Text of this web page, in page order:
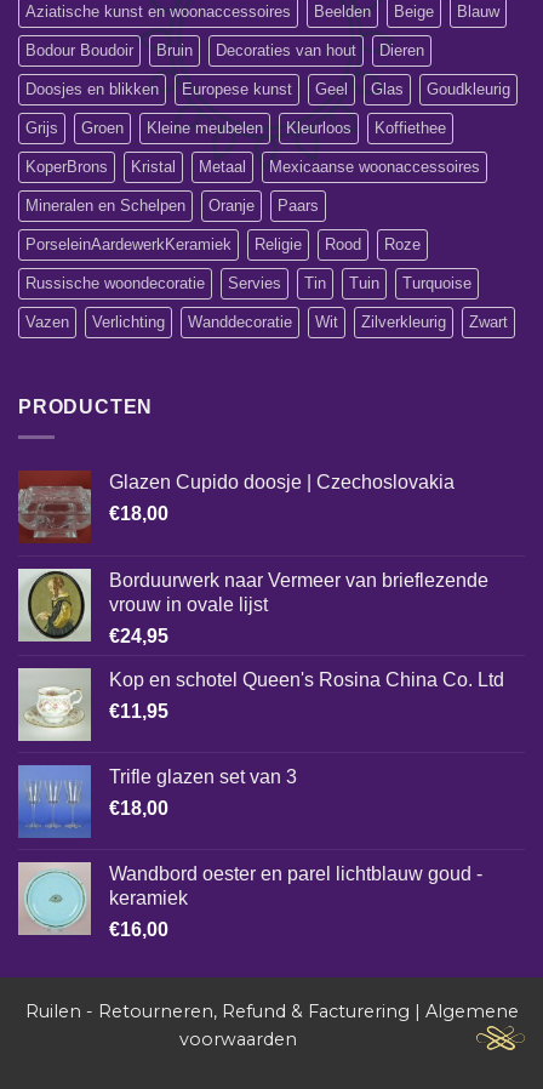
Aziatische kunst en woonaccessoires Beelden Beige Blauw
Bodour Boudoir Bruin Decoraties van hout Dieren
Doosjes en blikken Europese kunst Geel Glas Goudkleurig
Grijs Groen Kleine meubelen Kleurloos Koffiethee
KoperBrons Kristal Metaal Mexicaanse woonaccessoires
Mineralen en Schelpen Oranje Paars
PorseleinAardewerkKeramiek Religie Rood Roze
Russische woondecoratie Servies Tin Tuin Turquoise
Vazen Verlichting Wanddecoratie Wit Zilverkleurig Zwart
PRODUCTEN
Glazen Cupido doosje | Czechoslovakia
€18,00
Borduurwerk naar Vermeer van brieflezende
vrouw in ovale lijst
€24,95
Kop en schotel Queen's Rosina China Co. Ltd
€11,95
Trifle glazen set van 3
€18,00
Wandbord oester en parel lichtblauw goud -
keramiek
€16,00
Ruilen - Retourneren, Refund & Facturering | Algemene
voorwaarden